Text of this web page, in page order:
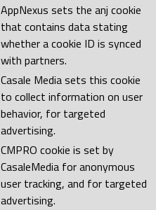
AppNexus sets the anj cookie
that contains data stating
whether a cookie ID is synced
with partners.
Casale Media sets this cookie
to collect information on user
behavior, for targeted
advertising.
CMPRO cookie is set by
CasaleMedia for anonymous
user tracking, and for targeted
advertising.